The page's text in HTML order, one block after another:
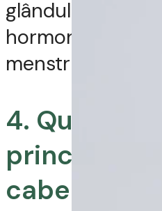
glândulas
hormonais
menstrual)
4. Quais são
principais
cabelos